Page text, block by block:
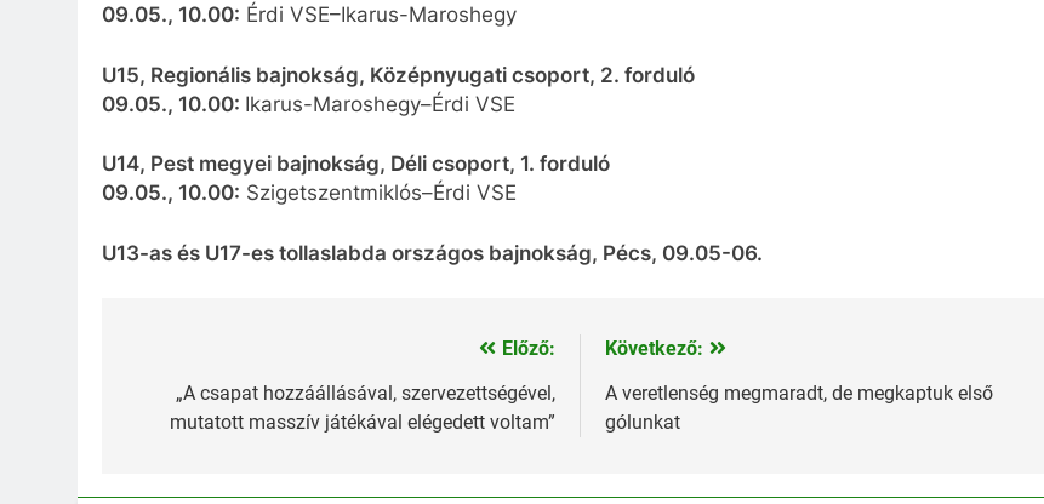
09.05., 10.00: Érdi VSE–Ikarus-Maroshegy
U15, Regionális bajnokság, Középnyugati csoport, 2. forduló
09.05., 10.00: Ikarus-Maroshegy–Érdi VSE
U14, Pest megyei bajnokság, Déli csoport, 1. forduló
09.05., 10.00: Szigetszentmiklós–Érdi VSE
U13-as és U17-es tollaslabda országos bajnokság, Pécs, 09.05-06.
navigáció
Előző:
„A csapat hozzáállásával, szervezettségével,
mutatott masszív játékával elégedett voltam”
Következő:
A veretlenség megmaradt, de megkaptuk első
gólunkat